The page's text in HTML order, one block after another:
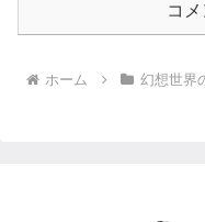
コ
ホーム 幻想世界